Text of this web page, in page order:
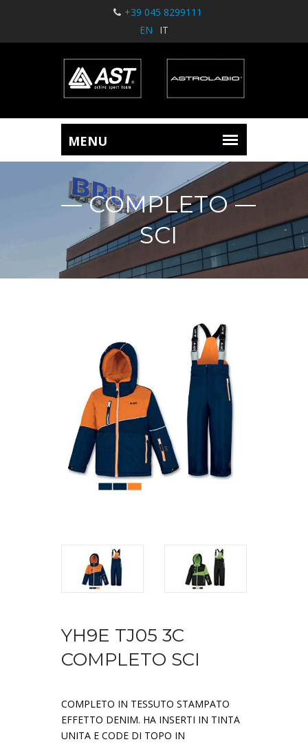
+39 045 8299111
EN
IT
COMPLETO
SCI
YH9E TJ05 3C
COMPLETO SCI
COMPLETO IN TESSUTO STAMPATO
EFFETTO DENIM. HA INSERTI IN TINTA
UNITA E CODE DI TOPO IN